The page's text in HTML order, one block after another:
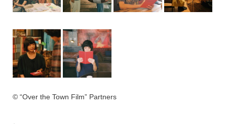
© “Over the Town Film” Partners